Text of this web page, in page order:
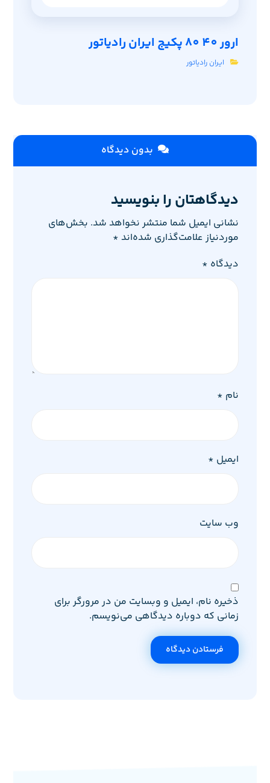
ارور 40 80 پکیج ایران رادیاتور
ایران رادیاتور
بدون دیدگاه
دیدگاهتان را بنویسید
نشانی ایمیل شما منتشر نخواهد شد. بخش‌های
موردنیاز علامت‌گذاری شده‌اند *
دیدگاه *
نام *
ایمیل *
وب‌ سایت
ذخیره نام، ایمیل و وبسایت من در مرورگر برای
زمانی که دوباره دیدگاهی می‌نویسم.
فرستادن دیدگاه